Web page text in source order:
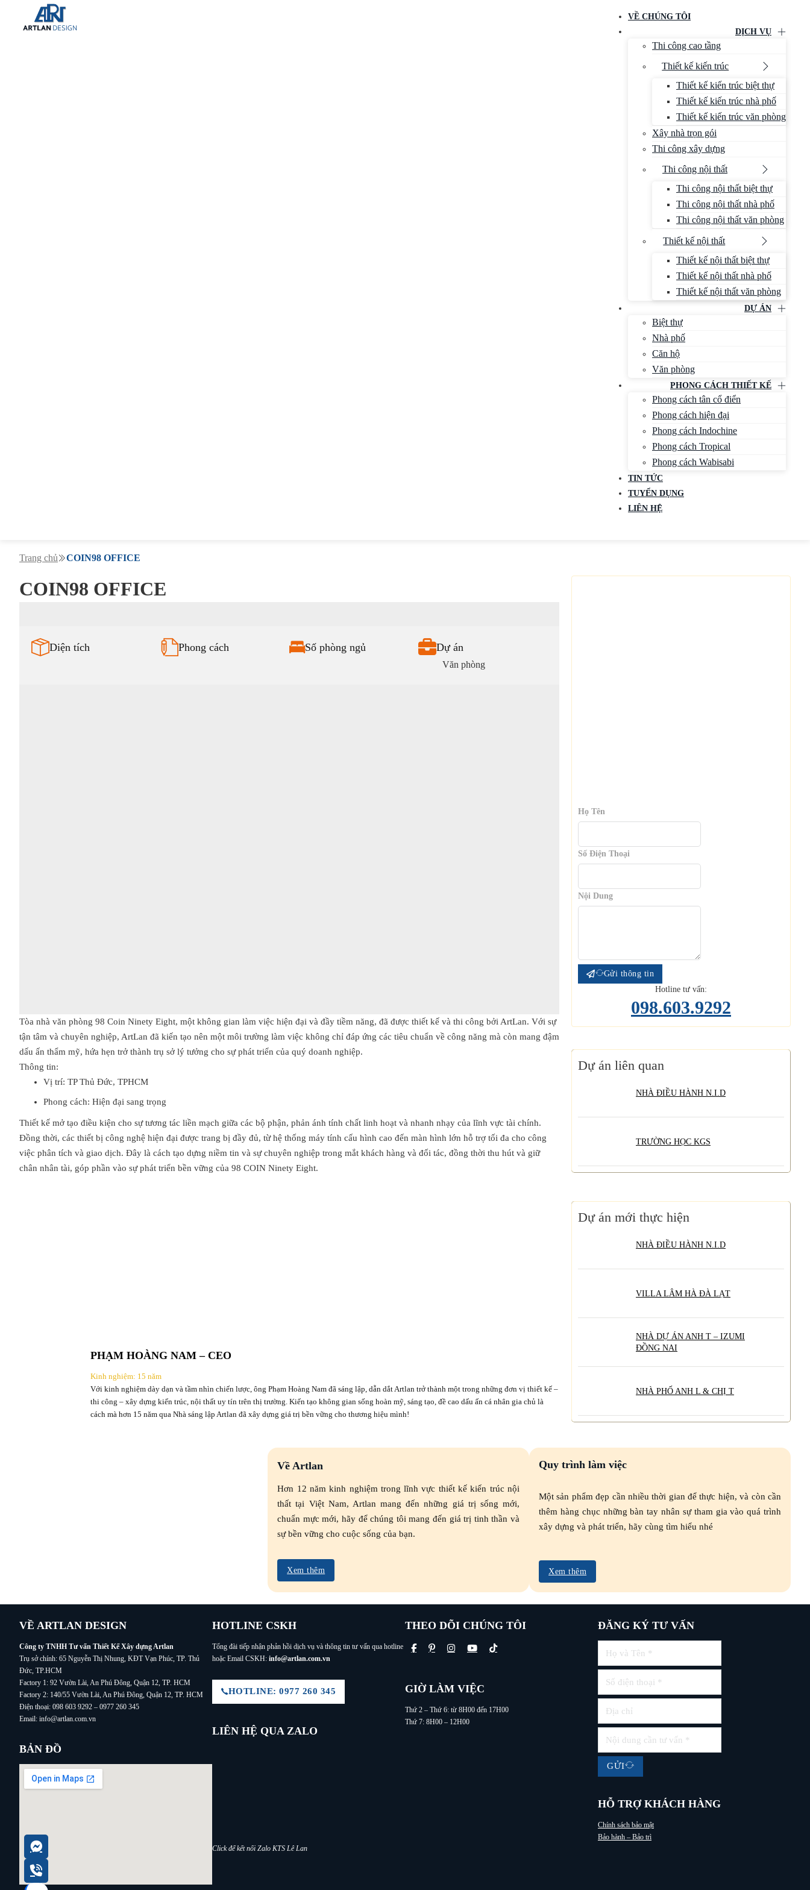
VỀ CHÚNG TÔI
DỊCH VỤ
Thi công cao tầng
Thiết kế kiến trúc
Thiết kế kiến trúc biệt thự
Thiết kế kiến trúc nhà phố
Thiết kế kiến trúc văn phòng
Xây nhà trọn gói
Thi công xây dựng
Thi công nội thất
Thi công nội thất biệt thự
Thi công nội thất nhà phố
Thi công nội thất văn phòng
Thiết kế nội thất
Thiết kế nội thất biệt thự
Thiết kế nội thất nhà phố
Thiết kế nội thất văn phòng
DỰ ÁN
Biệt thự
Nhà phố
Căn hộ
Văn phòng
PHONG CÁCH THIẾT KẾ
Phong cách tân cổ điển
Phong cách hiện đại
Phong cách Indochine
Phong cách Tropical
Phong cách Wabisabi
TIN TỨC
TUYỂN DỤNG
LIÊN HỆ
Trang chủ COIN98 OFFICE
COIN98 OFFICE
Diện tích Phong cách Số phòng ngủ Dự án
Văn phòng
Tòa nhà văn phòng 98 Coin Ninety Eight, một không gian làm việc hiện đại và đầy tiềm năng, đã được thiết kế và thi công bởi ArtLan. Với sự
tận tâm và chuyên nghiệp, ArtLan đã kiến tạo nên một môi trường làm việc không chỉ đáp ứng các tiêu chuẩn về công năng mà còn mang đậm
dấu ấn thẩm mỹ, hứa hẹn trở thành trụ sở lý tưởng cho sự phát triển của quý doanh nghiệp.
Thông tin:
Vị trí: TP Thủ Đức, TPHCM
Phong cách: Hiện đại sang trọng
Thiết kế mở tạo điều kiện cho sự tương tác liền mạch giữa các bộ phận, phản ánh tính chất linh hoạt và nhanh nhạy của lĩnh vực tài chính.
Đồng thời, các thiết bị công nghệ hiện đại được trang bị đầy đủ, từ hệ thống máy tính cấu hình cao đến màn hình lớn hỗ trợ tối đa cho công
việc phân tích và giao dịch. Đây là cách tạo dựng niềm tin và sự chuyên nghiệp trong mắt khách hàng và đối tác, đồng thời thu hút và giữ
chân nhân tài, góp phần vào sự phát triển bền vững của 98 COIN Ninety Eight.
PHẠM HOÀNG NAM – CEO
Kinh nghiệm: 15 năm
Với kinh nghiệm dày dạn và tầm nhìn chiến lược, ông Phạm Hoàng Nam đã sáng lập, dẫn dắt Artlan trở thành một trong những đơn vị thiết kế –
thi công – xây dựng kiến trúc, nội thất uy tín trên thị trường. Kiến tạo không gian sống hoàn mỹ, sáng tạo, đề cao dấu ấn cá nhân gia chủ là
cách mà hơn 15 năm qua Nhà sáng lập Artlan đã xây dựng giá trị bền vững cho thương hiệu mình!
Họ Tên
Số Điện Thoại
Nội Dung
Gửi thông tin
Hotline tư vấn:
098.603.9292
Dự án liên quan
NHÀ ĐIỀU HÀNH N.I.D
TRƯỜNG HỌC KGS
Dự án mới thực hiện
NHÀ ĐIỀU HÀNH N.I.D
VILLA LÂM HÀ ĐÀ LẠT
NHÀ DỰ ÁN ANH T – IZUMI
ĐỒNG NAI
NHÀ PHỐ ANH L & CHỊ T
Về Artlan
Hơn 12 năm kinh nghiệm trong lĩnh vực thiết kế kiến trúc nội
thất tại Việt Nam, Artlan mang đến những giá trị sống mới,
chuẩn mực mới, hãy để chúng tôi mang đến giá trị tinh thần và
sự bền vững cho cuộc sống của bạn.
Xem thêm
Quy trình làm việc
Một sản phẩm đẹp cần nhiều thời gian để thực hiện, và còn cần
thêm hàng chục những bàn tay nhân sự tham gia vào quá trình
xây dựng và phát triển, hãy cùng tìm hiểu nhé
Xem thêm
VỀ ARTLAN DESIGN
Công ty TNHH Tư vấn Thiết Kế Xây dựng Artlan
Trụ sở chính: 65 Nguyễn Thị Nhung, KĐT Vạn Phúc, TP. Thủ
Đức, TP.HCM
Factory 1: 92 Vườn Lài, An Phú Đông, Quận 12, TP. HCM
Factory 2: 140/55 Vườn Lài, An Phú Đông, Quận 12, TP. HCM
Điện thoại: 098 603 9292 – 0977 260 345
Email: info@artlan.com.vn
BẢN ĐỒ
HOTLINE CSKH
Tổng đài tiếp nhận phản hồi dịch vụ và thông tin tư vấn qua hotline
hoặc Email CSKH: info@artlan.com.vn
HOTLINE: 0977 260 345
LIÊN HỆ QUA ZALO
Click để kết nối Zalo KTS Lê Lan
THEO DÕI CHÚNG TÔI
GIỜ LÀM VIỆC
Thứ 2 – Thứ 6: từ 8H00 đến 17H00
Thứ 7: 8H00 – 12H00
ĐĂNG KÝ TƯ VẤN
GỬI
HỖ TRỢ KHÁCH HÀNG
Chính sách bảo mật
Bảo hành – Bảo trì